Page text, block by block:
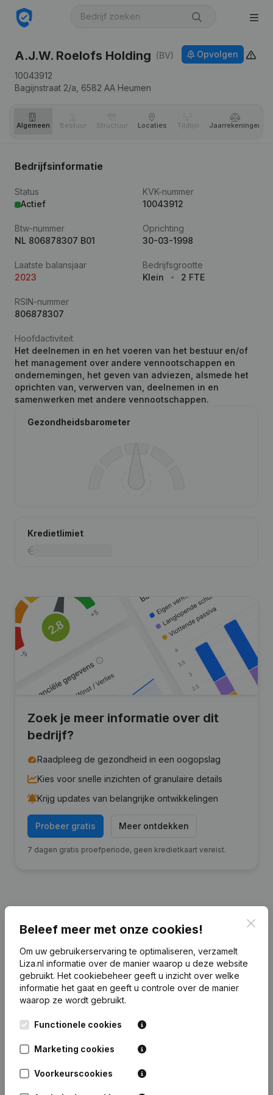
A.J.W. Roelofs Holding (BV)
10043912
Bagijnstraat 2/a, 6582 AA Heumen
Opvolgen
Algemeen Bestuur Structuur Locaties Tijdlijn Jaar­rekeningen
Bedrijfsinformatie
Status
Actief
KVK-nummer
10043912
Btw-nummer
NL 806878307 B01
Oprichting
30-03-1998
Laatste balansjaar
2023
Bedrijfsgrootte
Klein
2 FTE
RSIN-nummer
806878307
Hoofdactiviteit
Het deelnemen in en het voeren van het bestuur en/of
het management over andere vennootschappen en
ondernemingen, het geven van adviezen, alsmede het
oprichten van, verwerven van, deelnemen in en
samenwerken met andere vennootschappen.
Gezondheidsbarometer
Kredietlimiet
Zoek je meer informatie over dit
bedrijf?
Raadpleeg de gezondheid in een oogopslag
Kies voor snelle inzichten of granulaire details
Krijg updates van belangrijke ontwikkelingen
Probeer gratis Meer ontdekken
7 dagen gratis proefperiode, geen kredietkaart vereist.
Financiële gegevens van A.J.W. Roelofs
2023 2022 2021
Eigen
vermogen
Personeel 2
Beleef meer met onze cookies!
Om uw gebruikerservaring te optimaliseren, verzamelt
Liza.nl informatie over de manier waarop u deze website
gebruikt. Het cookiebeheer geeft u inzicht over welke
informatie het gaat en geeft u controle over de manier
waarop ze wordt gebruikt.
Functionele cookies
Marketing cookies
Voorkeurscookies